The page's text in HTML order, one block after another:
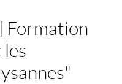
Formation
les